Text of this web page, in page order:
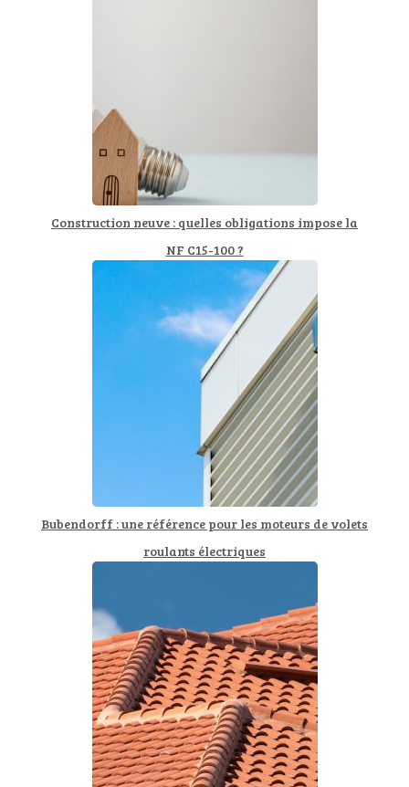
Construction neuve : quelles obligations impose la
NF C15-100 ?
Bubendorff : une référence pour les moteurs de volets
roulants électriques